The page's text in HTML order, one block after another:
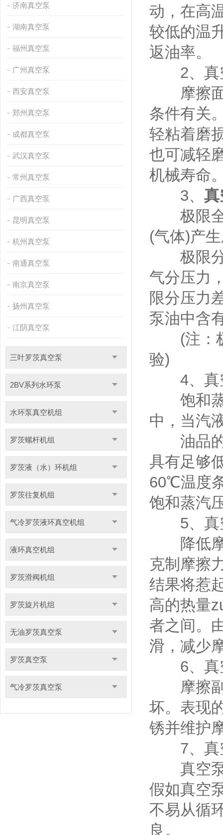
济南真空泵
湖南真空泵
福州真空泵
广州真空泵
西安真空泵
郑州真空泵
成都真空泵
武汉真空泵
常州真空泵
广西真空泵
昆明真空泵
杭州真空泵
南通真空泵
南京真空泵
扬州真空泵
江阴真空泵
三叶罗茨真空泵
2BV系列水环泵
水环泵真空机组
罗茨螺杆机组
罗茨液（水）环机组
罗茨往复机组
气冷罗茨液环真空机组
液环真空机组
罗茨滑阀机组
罗茨旋片机组
无油罗茨真空泵
罗茨真空泵
气冷罗茨真空泵
动，在高
较低的温
返油率。
2、真
摩擦面
条件有关
轻粘着磨
也可减轻
机械寿命
3、 真
极限全
(气体)产
极限分
气分压力
限分压力
泵油中含
(注：极
验)
4、真
饱和蒸
中，当汽
油品的
具有足够
60℃温度
饱和蒸汽
5、真
降低摩
克制摩擦
结果将惹
高的热量
者之间。
滑，减少
6、真
摩擦副
坏。表现
锈并维护
7、真
真空泵
假如真空
不易从循
良。